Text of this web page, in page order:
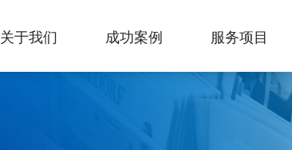
关于我们 成功案例 服务项目